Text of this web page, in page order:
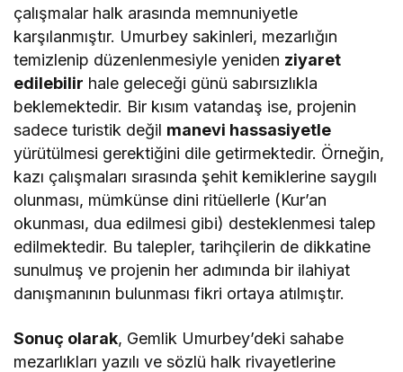
çalışmalar halk arasında memnuniyetle
karşılanmıştır. Umurbey sakinleri, mezarlığın
temizlenip düzenlenmesiyle yeniden ziyaret
edilebilir hale geleceği günü sabırsızlıkla
beklemektedir. Bir kısım vatandaş ise, projenin
sadece turistik değil manevi hassasiyetle
yürütülmesi gerektiğini dile getirmektedir. Örneğin,
kazı çalışmaları sırasında şehit kemiklerine saygılı
olunması, mümkünse dini ritüellerle (Kur’an
okunması, dua edilmesi gibi) desteklenmesi talep
edilmektedir. Bu talepler, tarihçilerin de dikkatine
sunulmuş ve projenin her adımında bir ilahiyat
danışmanının bulunması fikri ortaya atılmıştır.
Sonuç olarak, Gemlik Umurbey’deki sahabe
mezarlıkları yazılı ve sözlü halk rivayetlerine